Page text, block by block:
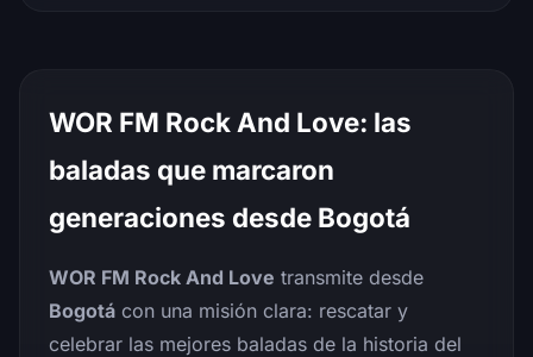
WOR FM Rock And Love: las
baladas que marcaron
generaciones desde Bogotá
WOR FM Rock And Love transmite desde
Bogotá con una misión clara: rescatar y
celebrar las mejores baladas de la historia del